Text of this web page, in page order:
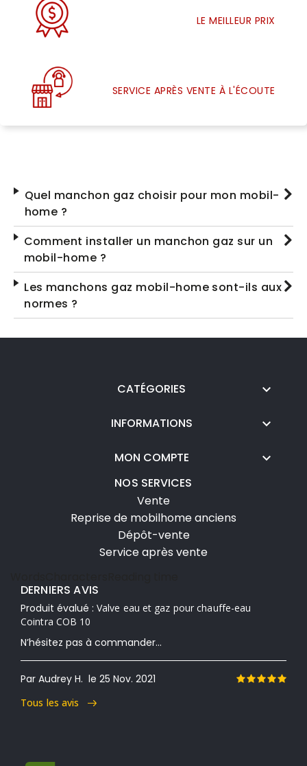
LE MEILLEUR PRIX
SERVICE APRÈS VENTE À L'ÉCOUTE
Quel manchon gaz choisir pour mon mobil-
home ?
Comment installer un manchon gaz sur un
mobil-home ?
Les manchons gaz mobil-home sont-ils aux
normes ?
CATÉGORIES 
INFORMATIONS 
MON COMPTE 
NOS SERVICES
Vente
Reprise de mobilhome anciens
Dépôt-vente
Service après vente
DERNIERS AVIS
Produit évalué : Valve eau et gaz pour chauffe-eau
Cointra COB 10
N’hésitez pas à commander...
Par Audrey H. le 25 Nov. 2021
Tous les avis